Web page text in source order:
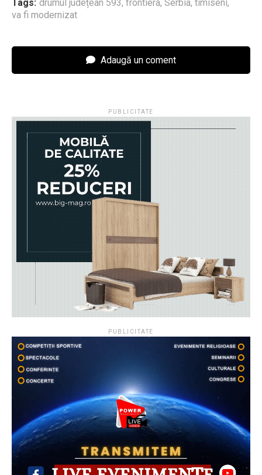
Tags: drumul județean 593, frontiera, Serbia, timiseni,
va fi modernizat
Adaugă un coment
PUBLICITATE
PUBLICITATE